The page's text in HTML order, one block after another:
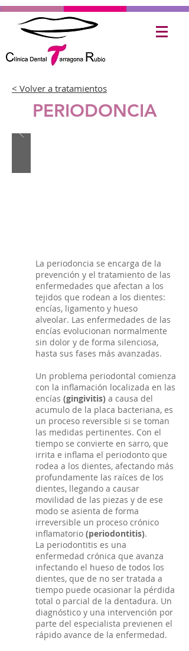
< Volver a tratamientos
PERIODONCIA
La periodoncia se encarga de la
prevención y el tratamiento de las
enfermedades que afectan a los
tejidos que rodean a los dientes:
encías, ligamento y hueso
alveolar. Las enfermedades de las
encías evolucionan normalmente
sin dolor y de forma silenciosa,
hasta sus fases más avanzadas.
Un problema periodontal comienza
con la inflamación localizada en las
encías (gingivitis) a causa del
acumulo de la placa bacteriana, es
un proceso reversible si se toman
las medidas pertinentes. Con el
tiempo se convierte en sarro, que
irrita e inflama el periodonto que
rodea a los dientes, afectando más
profundamente las raíces de los
dientes, llegando a causar
movilidad de las piezas y de ese
modo se asienta de forma
irreversible un proceso crónico
inflamatorio (periodontitis).
La periodontitis es una
enfermedad crónica que avanza
infectando el hueso de todos los
dientes, que de no ser tratada a
tiempo puede ocasionar la pérdida
total o parcial de la dentadura. Un
diagnóstico y una intervención por
parte del especialista previenen el
rápido avance de la enfermedad.